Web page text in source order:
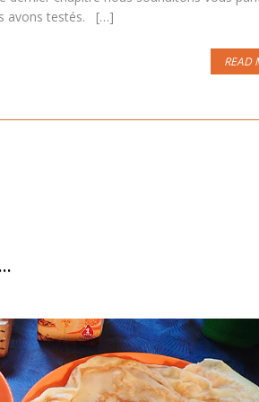
avons testés. […]
READ